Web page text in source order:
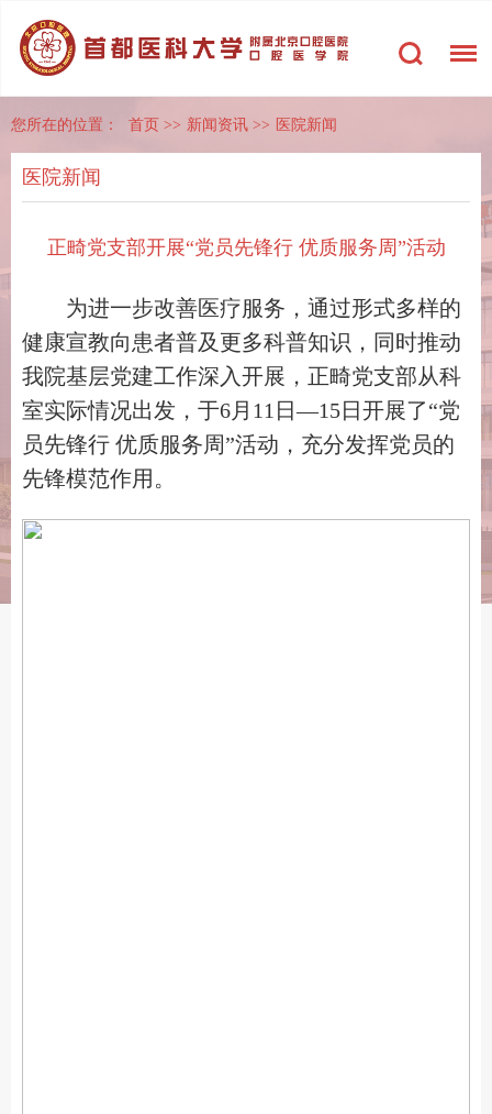
您所在的位置： 首页 >> 新闻资讯 >> 医院新闻
医院新闻
正畸党支部开展“党员先锋行 优质服务周”活动
为进一步改善医疗服务，通过形式多样的
健康宣教向患者普及更多科普知识，同时推动
我院基层党建工作深入开展，正畸党支部从科
室实际情况出发，于6月11日—15日开展了“党
员先锋行 优质服务周”活动，充分发挥党员的
先锋模范作用。